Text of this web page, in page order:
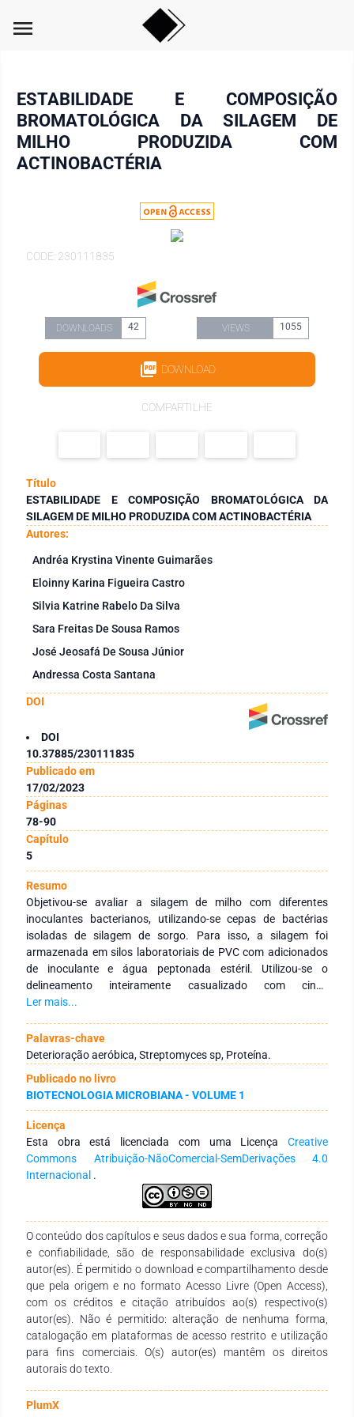
menu
ESTABILIDADE E COMPOSIÇÃO
BROMATOLÓGICA DA SILAGEM DE
MILHO PRODUZIDA COM
ACTINOBACTÉRIA
CODE: 230111835
DOWNLOADS 42 VIEWS 1055
DOWNLOAD
COMPARTILHE
Título
ESTABILIDADE E COMPOSIÇÃO BROMATOLÓGICA DA
SILAGEM DE MILHO PRODUZIDA COM ACTINOBACTÉRIA
Autores:
Andréa Krystina Vinente Guimarães
Eloinny Karina Figueira Castro
Silvia Katrine Rabelo Da Silva
Sara Freitas De Sousa Ramos
José Jeosafá De Sousa Júnior
Andressa Costa Santana
DOI
DOI
10.37885/230111835
Publicado em
17/02/2023
Páginas
78-90
Capítulo
5
Resumo
Objetivou-se avaliar a silagem de milho com diferentes
inoculantes bacterianos, utilizando-se cepas de bactérias
isoladas de silagem de sorgo. Para isso, a silagem foi
armazenada em silos laboratoriais de PVC com adicionados
de inoculante e água peptonada estéril. Utilizou-se o
delineamento inteiramente casualizado com cinco
tratamentos e quatro repetições. Após 33 dias de
foram retiradas as amostras para a análise do nitrogênio
amoniacal (N-NH3), pH, MS e PMS (perda total de matéria
seca), e avaliações químico-bromatológicas. Para o ensaio da
estabilidade aeróbica foi coletada uma amostra composta de
cada tratamento e acondicionada em baldes de polipropileno.
As temperaturas da sala foram monitoradas duas vezes ao
dia (8:00 h e 18:30 h), durante sete dias. As avaliações
sensoriais apresentaram classificação “Boa a Muito Boa” e
resultados sanitários positivos. Houve diferença significativa
entre os tratamentos na relação N-NH3/N-Total. Não houve
diferença significativa às variáveis de pH, MS e PMS. Todas as
36ºC, mantendo-se menores do que a temperatura ambiente
até aproximadamente 32 horas, a partir de então houve
deterioração aeróbica. Os valores da relação N-NH3/N-total
das silagens produzidas com inoculantes podem ser
consideradas de boa qualidade. Contudo, a adição de
inoculantes à silagem de milho promoveu uma deterioração
aeróbica mais rápida da mesma. Foram observados menores
teores de matérias secas nas silagens sem inoculantes. O uso
dos inoculantes não foram suficientes para melhorar os
Ler mais...
Palavras-chave
Deterioração aeróbica, Streptomyces sp, Proteína.
Publicado no livro
BIOTECNOLOGIA MICROBIANA - VOLUME 1
Licença
Esta obra está licenciada com uma Licença Creative
Commons Atribuição-NãoComercial-SemDerivações 4.0
Internacional .
O conteúdo dos capítulos e seus dados e sua forma, correção
e confiabilidade, são de responsabilidade exclusiva do(s)
autor(es). É permitido o download e compartilhamento desde
que pela origem e no formato Acesso Livre (Open Access),
com os créditos e citação atribuídos ao(s) respectivo(s)
autor(es). Não é permitido: alteração de nenhuma forma,
catalogação em plataformas de acesso restrito e utilização
para fins comerciais. O(s) autor(es) mantêm os direitos
autorais do texto.
PlumX